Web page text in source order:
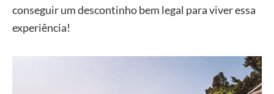
conseguir um descontinho bem legal para viver essa
experiência!